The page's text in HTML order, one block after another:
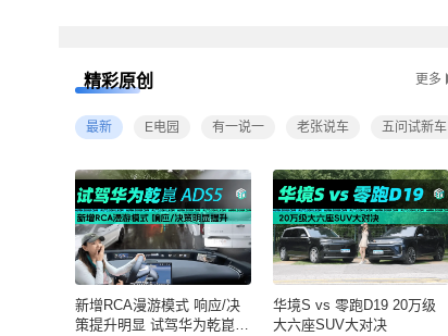
精彩原创 更多
最新 E电园 有一说一 老张说车 五问试新车
新增RCA漫游模式 响应/决
策提升明显 试驾华为乾崑
华境S vs 零跑D19 20万级
大六座SUV大对决